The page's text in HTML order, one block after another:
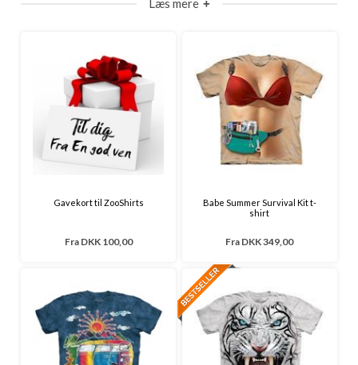
kone, mor eller en anden som har fortjent en gave fra dig. Se
Læs mere +
Gavekort til ZooShirts
Fra DKK 100,00
Babe Summer Survival Kit t-
shirt
Fra DKK 349,00